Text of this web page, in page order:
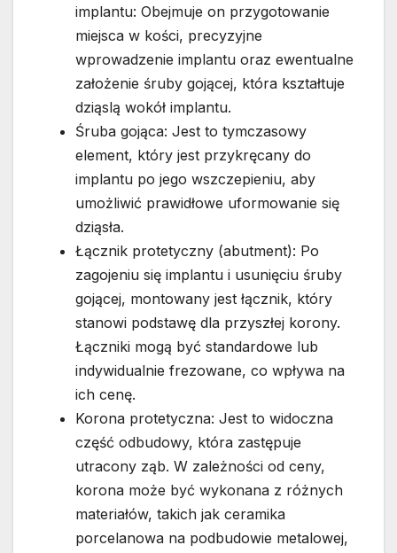
implantu: Obejmuje on przygotowanie
miejsca w kości, precyzyjne
wprowadzenie implantu oraz ewentualne
założenie śruby gojącej, która kształtuje
dziąslą wokół implantu.
Śruba gojąca: Jest to tymczasowy
element, który jest przykręcany do
implantu po jego wszczepieniu, aby
umożliwić prawidłowe uformowanie się
dziąsła.
Łącznik protetyczny (abutment): Po
zagojeniu się implantu i usunięciu śruby
gojącej, montowany jest łącznik, który
stanowi podstawę dla przyszłej korony.
Łączniki mogą być standardowe lub
indywidualnie frezowane, co wpływa na
ich cenę.
Korona protetyczna: Jest to widoczna
część odbudowy, która zastępuje
utracony ząb. W zależności od ceny,
korona może być wykonana z różnych
materiałów, takich jak ceramika
porcelanowa na podbudowie metalowej,